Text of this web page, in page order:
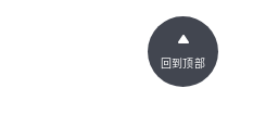
回到顶部